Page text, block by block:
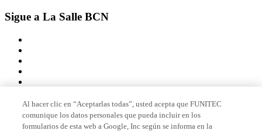
Sigue a La Salle BCN
Miembro de
Al hacer clic en “Aceptarlas todas”, usted acepta que FUNITEC
comunique los datos personales que pueda incluir en los
formularios de esta web a Google, Inc según se informa en la